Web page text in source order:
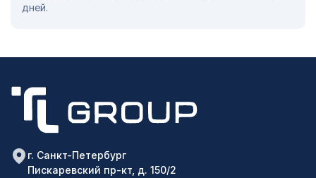
дней.
г. Санкт-Петербург
Пискаревский пр-кт, д. 150/2